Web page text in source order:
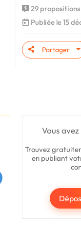
29 propositions
Publiée le 15
Partager
Vous
Trouvez
en publiant